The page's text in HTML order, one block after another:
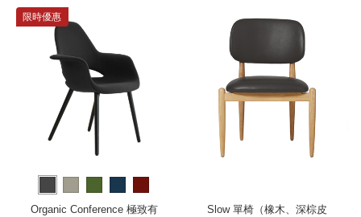
限時優惠
Organic Conference 極致有
Slow 單椅（橡木、深棕皮